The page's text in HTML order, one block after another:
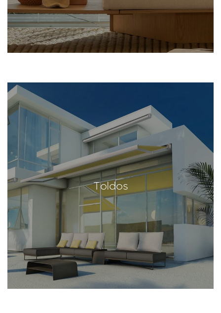
Toldos